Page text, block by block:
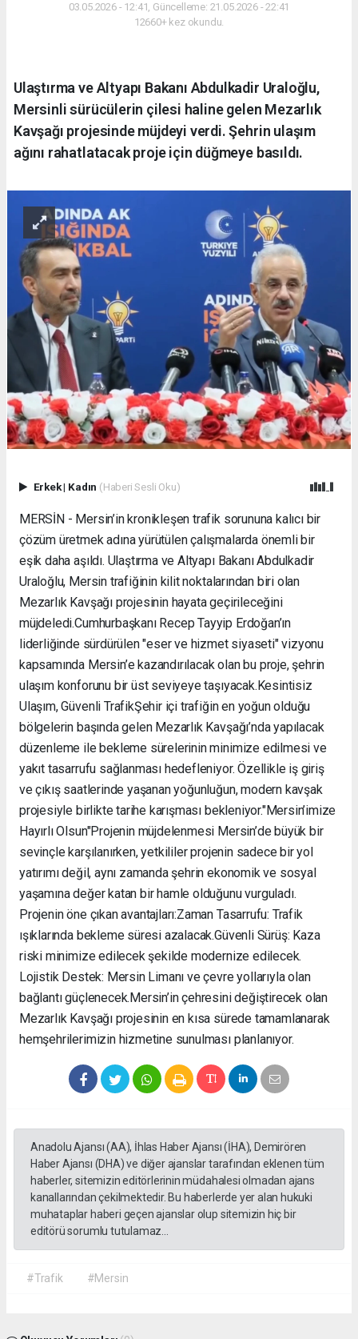
03.05.2026 - 12:41, Güncelleme: 21.05.2026 - 22:41
12660+ kez okundu.
Ulaştırma ve Altyapı Bakanı Abdulkadir Uraloğlu,
Mersinli sürücülerin çilesi haline gelen Mezarlık
Kavşağı projesinde müjdeyi verdi. Şehrin ulaşım
ağını rahatlatacak proje için düğmeye basıldı.
Erkek| Kadın (Haberi Sesli Oku)
MERSİN - Mersin’in kronikleşen trafik sorununa kalıcı bir
çözüm üretmek adına yürütülen çalışmalarda önemli bir
eşik daha aşıldı. Ulaştırma ve Altyapı Bakanı Abdulkadir
Uraloğlu, Mersin trafiğinin kilit noktalarından biri olan
Mezarlık Kavşağı projesinin hayata geçirileceğini
müjdeledi. ​Cumhurbaşkanı Recep Tayyip Erdoğan’ın
liderliğinde sürdürülen "eser ve hizmet siyaseti" vizyonu
kapsamında Mersin’e kazandırılacak olan bu proje, şehrin
ulaşım konforunu bir üst seviyeye taşıyacak. ​Kesintisiz
Ulaşım, Güvenli Trafik ​Şehir içi trafiğin en yoğun olduğu
bölgelerin başında gelen Mezarlık Kavşağı’nda yapılacak
düzenleme ile bekleme sürelerinin minimize edilmesi ve
yakıt tasarrufu sağlanması hedefleniyor. Özellikle iş giriş
ve çıkış saatlerinde yaşanan yoğunluğun, modern kavşak
projesiyle birlikte tarihe karışması bekleniyor. ​"Mersin’imize
Hayırlı Olsun" ​Projenin müjdelenmesi Mersin’de büyük bir
sevinçle karşılanırken, yetkililer projenin sadece bir yol
yatırımı değil, aynı zamanda şehrin ekonomik ve sosyal
yaşamına değer katan bir hamle olduğunu vurguladı. ​
Projenin öne çıkan avantajları: ​Zaman Tasarrufu: Trafik
ışıklarında bekleme süresi azalacak. ​Güvenli Sürüş: Kaza
riski minimize edilecek şekilde modernize edilecek. ​
Lojistik Destek: Mersin Limanı ve çevre yollarıyla olan
bağlantı güçlenecek. ​Mersin’in çehresini değiştirecek olan
Mezarlık Kavşağı projesinin en kısa sürede tamamlanarak
hemşehrilerimizin hizmetine sunulması planlanıyor.
Anadolu Ajansı (AA), İhlas Haber Ajansı (İHA), Demirören
Haber Ajansı (DHA) ve diğer ajanslar tarafından eklenen tüm
haberler, sitemizin editörlerinin müdahalesi olmadan ajans
kanallarından çekilmektedir. Bu haberlerde yer alan hukuki
muhataplar haberi geçen ajanslar olup sitemizin hiç bir
editörü sorumlu tutulamaz...
#Trafik #Mersin